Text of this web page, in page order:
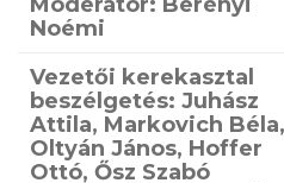
Noémi
Vezetői kerekasztal
beszélgetés: Juhász
Attila, Markovich Béla,
Oltyán János, Hoffer
Ottó, Ősz Szabó